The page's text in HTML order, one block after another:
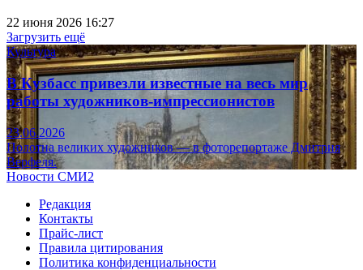
22 июня 2026 16:27
Загрузить ещё
Культура
В Кузбасс привезли известные на весь мир
работы художников-импрессионистов
23.06.2026
Полотна великих художников — в фоторепортаже Дмитрия
Верфеля.
Новости СМИ2
Редакция
Контакты
Прайс-лист
Правила цитирования
Политика конфиденциальности